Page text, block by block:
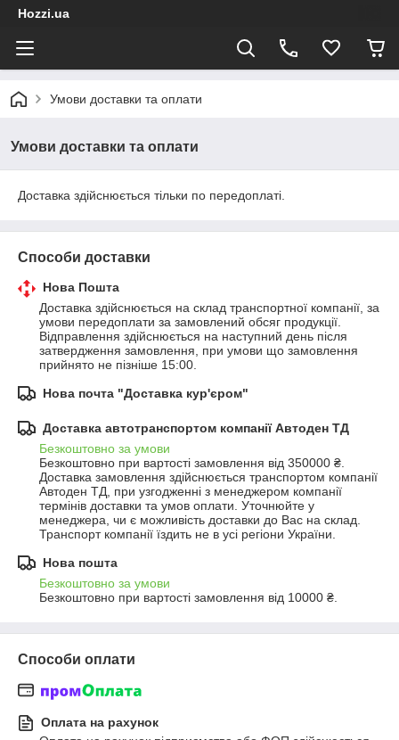
Hozzi.ua
Умови доставки та оплати
Умови доставки та оплати
Доставка здійснюється тільки по передоплаті.
Способи доставки
Нова Пошта
Доставка здійснюється на склад транспортної компанії, за
умови передоплати за замовлений обсяг продукції.
Відправлення здійснюється на наступний день після
затвердження замовлення, при умови що замовлення
прийнято не пізніше 15:00.
Нова почта "Доставка кур'єром"
Доставка автотранспортом компанії Автоден ТД
Безкоштовно за умови
Безкоштовно при вартості замовлення від 350000 ₴.
Доставка замовлення здійснюється транспортом компанії
Автоден ТД, при узгодженні з менеджером компанії
термінів доставки та умов оплати. Уточнюйте у
менеджера, чи є можливість доставки до Вас на склад.
Транспорт компанії їздить не в усі регіони України.
Нова пошта
Безкоштовно за умови
Безкоштовно при вартості замовлення від 10000 ₴.
Способи оплати
Оплата на рахунок